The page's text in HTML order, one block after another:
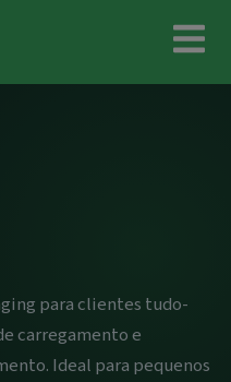
para clientes tudo-
carregamento e
Ideal para pequenos